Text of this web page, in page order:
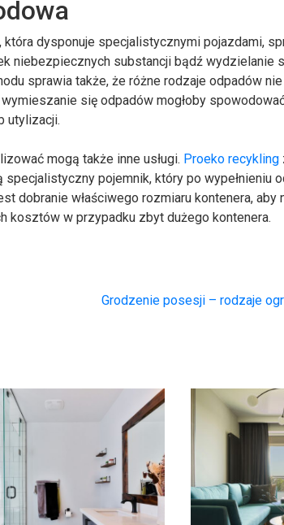
która dysponuje specjalistycznymi pojazdami,
niebezpiecznych substancji bądź wydzielanie
sprawia także, że różne rodzaje odpadów
się odpadów mogłoby
utylizacji.
mogą także inne usługi. Proeko recykling
pojemnik, który po wypełnieniu
dobranie właściwego rozmiaru kontenera, aby
kosztów w przypadku zbyt dużego kontenera.
Grodzenie posesji – rodzaje